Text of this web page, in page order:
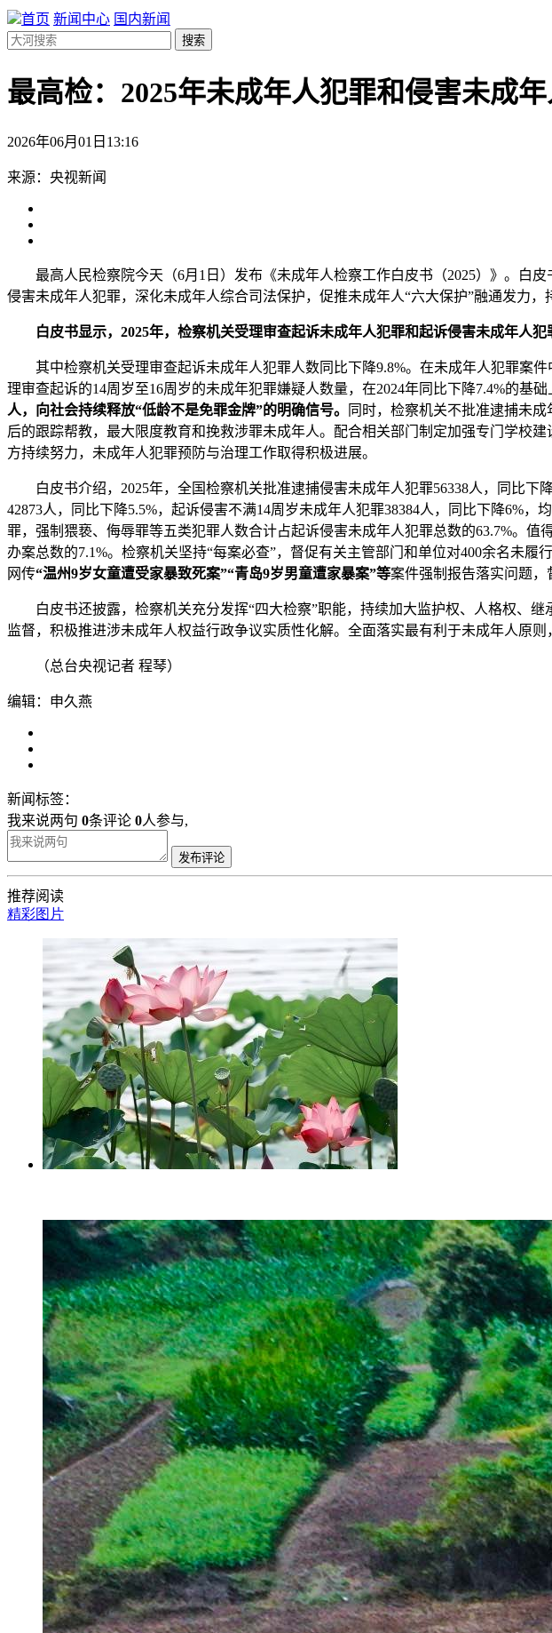
首页 新闻中心 国内新闻
搜索
最高检：2025年未成年人犯罪和侵害未成
2026年06月01日13:16
来源：央视新闻
最高人民检察院今天（6月1日）发布《未成年人检察工作白皮书（2025）》。白
侵害未成年人犯罪，深化未成年人综合司法保护，促推未成年人“六大保护”融通发力
白皮书显示，2025年，检察机关受理审查起诉未成年人犯罪和起诉侵害未成年人犯
其中检察机关受理审查起诉未成年人犯罪人数同比下降9.8%。在未成年人犯罪案
理审查起诉的14周岁至16周岁的未成年犯罪嫌疑人数量，在2024年同比下降7.4%的基础
人，向社会持续释放“低龄不是免罪金牌”的明确信号。
同时，检察机关不批准逮捕未
后的跟踪帮教，最大限度教育和挽救涉罪未成年人。配合相关部门制定加强专门学校
方持续努力，未成年人犯罪预防与治理工作取得积极进展。
白皮书介绍，2025年，全国检察机关批准逮捕侵害未成年人犯罪56338人，同比下
42873人，同比下降5.5%，起诉侵害不满14周岁未成年人犯罪38384人，同比下降6%
罪，强制猥亵、侮辱罪等五类犯罪人数合计占起诉侵害未成年人犯罪总数的63.7%。
办案总数的7.1%。检察机关坚持“每案必查”，督促有关主管部门和单位对400余名未
网传“温州9岁女童遭受家暴致死案”“青岛9岁男童遭家暴案”等案件强制报告落实问题，
白皮书还披露，检察机关充分发挥“四大检察”职能，持续加大监护权、人格权、继
监督，积极推进涉未成年人权益行政争议实质性化解。全面落实最有利于未成年人原
（总台央视记者 程琴）
编辑：申久燕
新闻标签：
我来说两句 0条评论 0人参与,
发布评论
推荐阅读